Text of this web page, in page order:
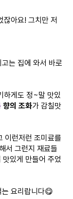
잖아요! 그치만 저
는 집에 와서 바로
하게도 정~말 맛있
향의 조화가 감칠맛
이런저런 조미료를
서 그런지 재료들
있게 만들어 주었
는 요리랍니다😋